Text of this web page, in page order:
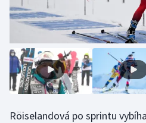
Judo
Krasobruslení
Lezení
Röiselandová po sprintu